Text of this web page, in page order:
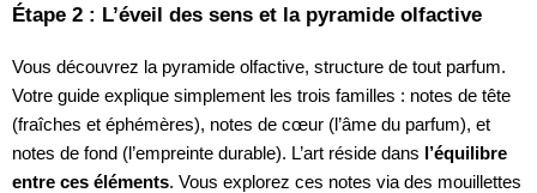
Étape 2 : L’éveil des sens et la pyramide olfactive
Vous découvrez la pyramide olfactive, structure de tout parfum.
Votre guide explique simplement les trois familles : notes de tête
(fraîches et éphémères), notes de cœur (l’âme du parfum), et
notes de fond (l’empreinte durable). L’art réside dans
l’équilibre
entre ces éléments. Vous explorez ces notes via des mouillettes